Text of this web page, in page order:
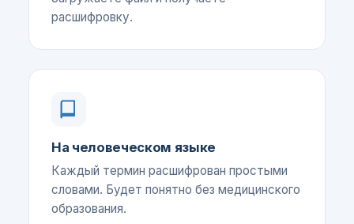
расшифровку.
На человеческом языке
Каждый термин расшифрован простыми
словами. Будет понятно без медицинского
образования.